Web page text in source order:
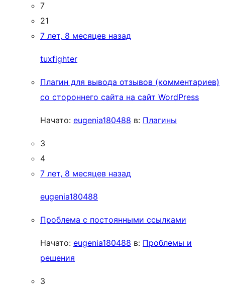
7
21
7 лет, 8 месяцев назад
tuxfighter
Плагин для вывода отзывов (комментариев)
со стороннего сайта на сайт WordPress
Начато: eugenia180488 в: Плагины
3
4
7 лет, 8 месяцев назад
eugenia180488
Проблема с постоянными ссылками
Начато: eugenia180488 в: Проблемы и
решения
3